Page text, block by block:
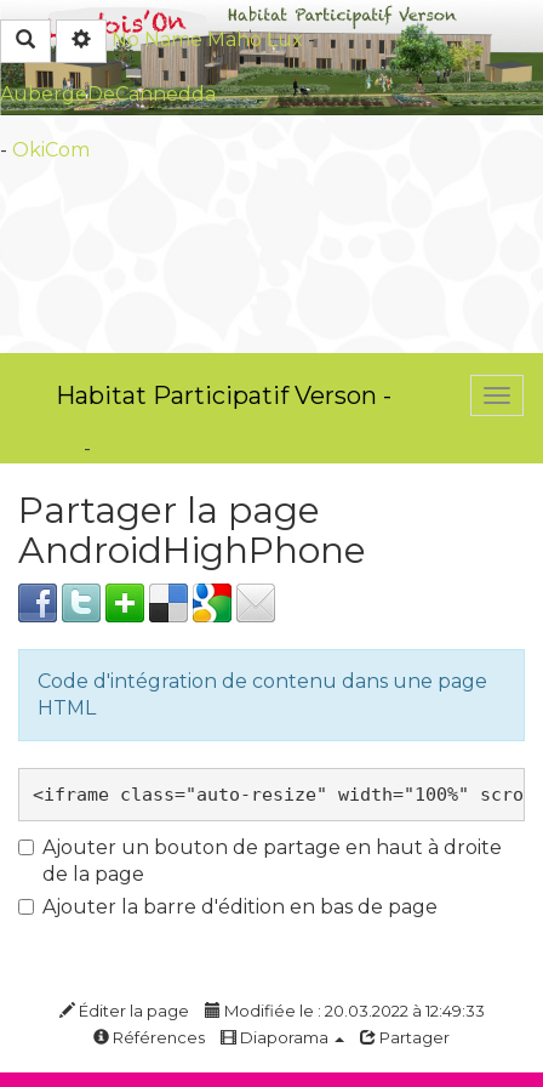
RechercherNo Name Maho Lux-
AubergeDeCannedda
- OkiCom
Habitat Participatif Verson -
-
Partager la page
AndroidHighPhone
Code d'intégration de contenu dans une page
HTML
Ajouter un bouton de partage en haut à droite
de la page
Ajouter la barre d'édition en bas de page
Éditer la page
Modifiée le : 20.03.2022 à 12:49:33
Références
Diaporama Partager